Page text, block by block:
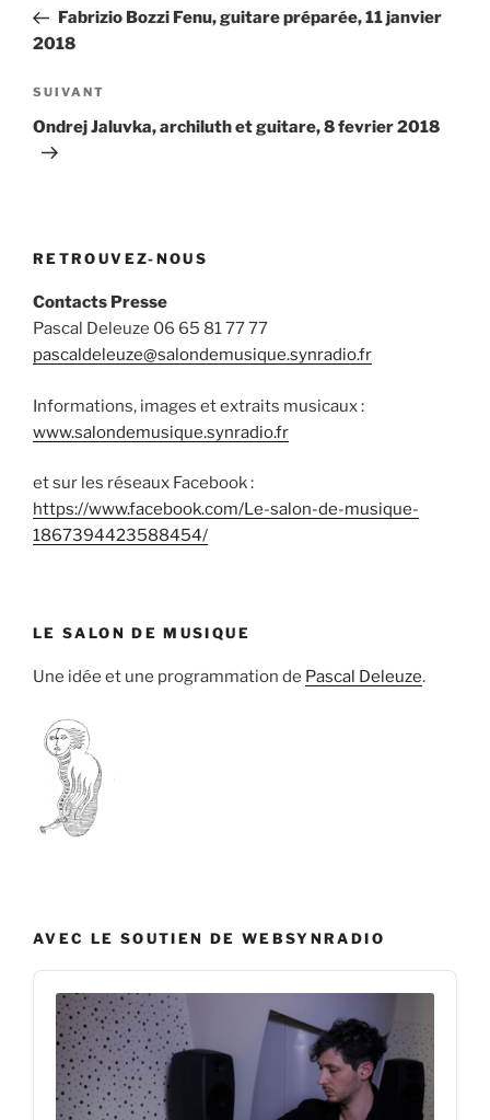
l’article
précédent
Fabrizio Bozzi Fenu, guitare préparée, 11 janvier
2018
Article
suivant
SUIVANT
Ondrej Jaluvka, archiluth et guitare, 8 fevrier 2018
RETROUVEZ-NOUS
Contacts Presse
Pascal Deleuze 06 65 81 77 77
pascaldeleuze@salondemusique.synradio.fr
Informations, images et extraits musicaux :
www.salondemusique.synradio.fr
et sur les réseaux Facebook :
https://www.facebook.com/Le-salon-de-musique-
1867394423588454/
LE SALON DE MUSIQUE
Une idée et une programmation de Pascal Deleuze.
AVEC LE SOUTIEN DE WEBSYNRADIO
Audio
Player